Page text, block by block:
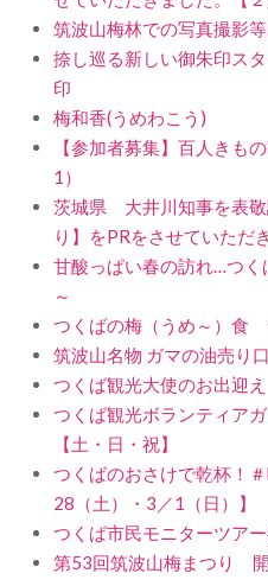
筑波山梅林での写真撮影
捺し巡る新しい御朱印ス
印
梅和香(うめわこう)
【参加者募集】百人きも
1）
茨城県 大井川知事を表敬
り】をPRをさせていただ
甘酸っぱい春の訪れ…つ
～
つくばの梅（うめ～）食
筑波山名物 ガマの油売り
つくば観光大使のお出迎
つくば観光ボランティア
【土・日・祝】
つくばのおさけで乾杯！
28（土）・3／1（日）】
つくば市民モニターツア
第53回筑波山梅まつり